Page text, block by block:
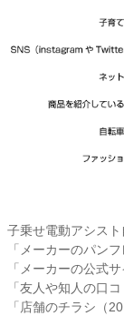
子乗せ電動アシス
「メーカーのパン
「メーカーの公式
「友人や知人の口
「店舗のチラシ（